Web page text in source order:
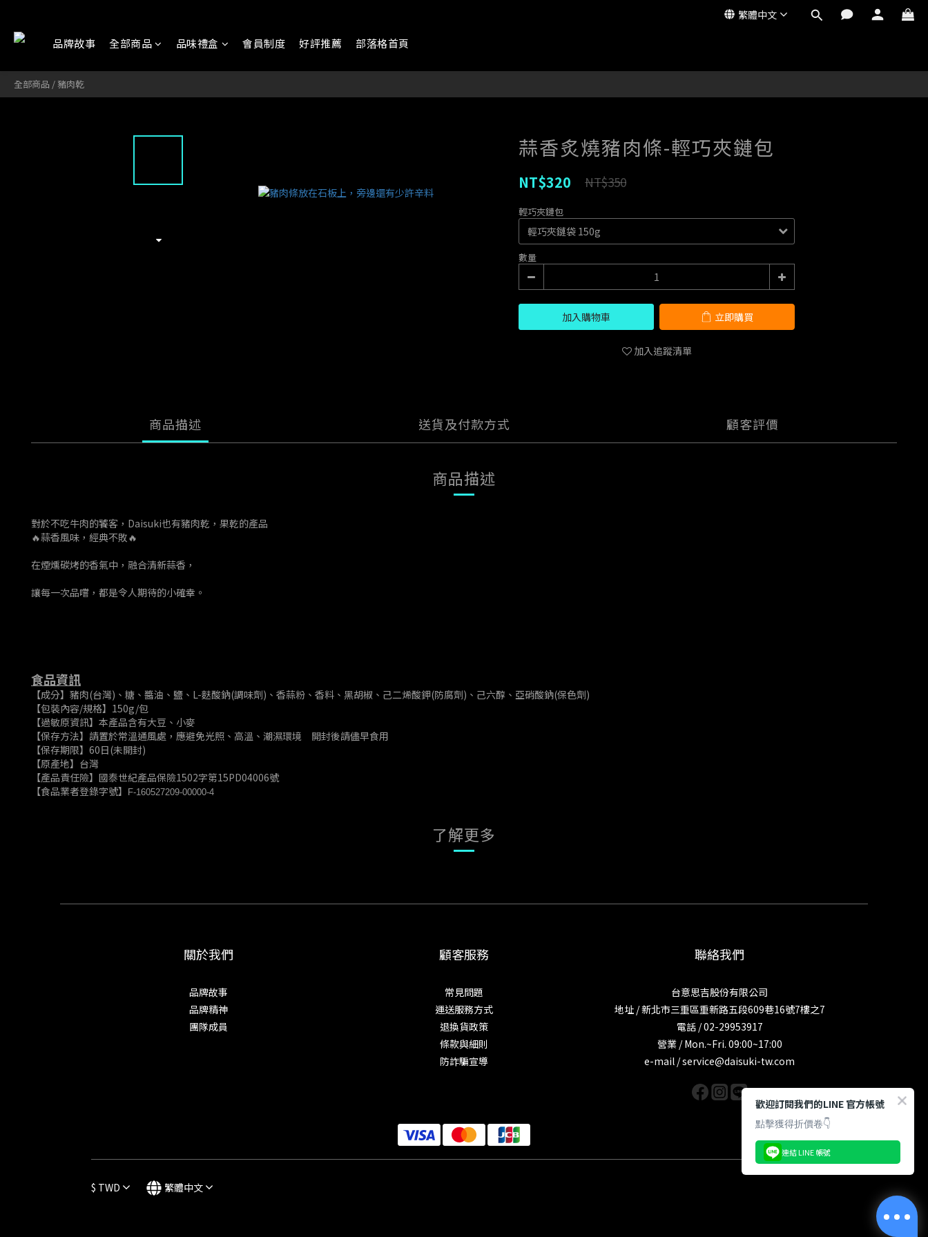
繁體中文
品牌故事 全部商品 品味禮盒 會員制度 好評推薦 部落格首頁
全部商品 / 豬肉乾
蒜香炙燒豬肉條-輕巧夾鏈包
NT$320 NT$350
輕巧夾鏈包
數量
加入購物車 立即購買
加入追蹤清單
商品描述 送貨及付款方式 顧客評價
商品描述
對於不吃牛肉的饕客，Daisuki也有豬肉乾，果乾的產品
🔥蒜香風味，經典不敗🔥
在煙燻碳烤的香氣中，融合清新蒜香，
讓每一次品嚐，都是令人期待的小確幸。
食品資訊
【成分】豬肉(台灣)、糖、醬油、鹽、L-麩酸鈉(調味劑)、香蒜粉、香料、黑胡椒、己二烯酸鉀(防腐劑)、己六醇、亞硝酸鈉(保色劑)
【包裝內容/規格】150g/包
【過敏原資訊】本產品含有大豆、小麥
【保存方法】請置於常溫通風處，應避免光照、高溫、潮濕環境 開封後請儘早食用
【保存期限】60日(未開封)
【原產地】台灣
【產品責任險】國泰世紀產品保險1502字第15PD04006號
【食品業者登錄字號】
F-160527209-00000-4
了解更多
立即購買
關於我們
品牌故事
品牌精神
團隊成員
顧客服務
常見問題
運送服務方式
退換貨政策
條款與細則
防詐騙宣導
聯絡我們
台意思吉股份有限公司
地址 / 新北市三重區重新路五段609巷16號7樓之7
電話 / 02-29953917
營業 / Mon.~Fri. 09:00~17:00
e-mail / service@daisuki-tw.com
$ TWD 繁體中文
歡迎訂閱我們的LINE 官方帳號
點擊獲得折價卷👇
連結 LINE 帳號